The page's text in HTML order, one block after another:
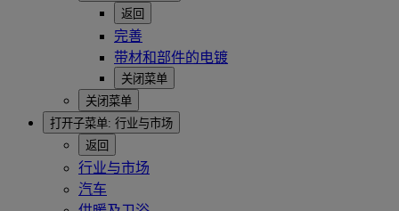
返回
完善
带材和部件的电镀
关闭菜单
关闭菜单
打开子菜单: 行业与市场
返回
行业与市场
汽车